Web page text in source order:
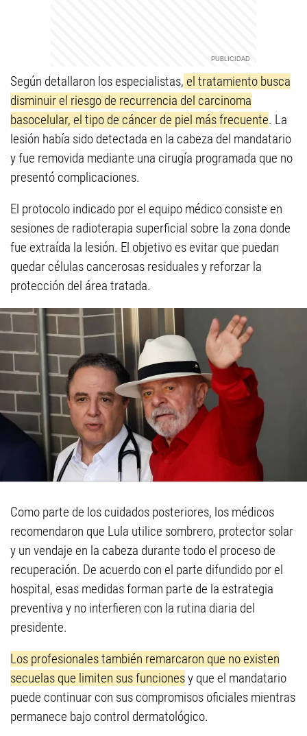
Según detallaron los especialistas, el tratamiento busca
disminuir el riesgo de recurrencia del carcinoma
basocelular, el tipo de cáncer de piel más frecuente. La
lesión había sido detectada en la cabeza del mandatario
y fue removida mediante una cirugía programada que no
presentó complicaciones.
El protocolo indicado por el equipo médico consiste en
sesiones de radioterapia superficial sobre la zona donde
fue extraída la lesión. El objetivo es evitar que puedan
quedar células cancerosas residuales y reforzar la
protección del área tratada.
Como parte de los cuidados posteriores, los médicos
recomendaron que Lula utilice sombrero, protector solar
y un vendaje en la cabeza durante todo el proceso de
recuperación. De acuerdo con el parte difundido por el
hospital, esas medidas forman parte de la estrategia
preventiva y no interfieren con la rutina diaria del
presidente.
Los profesionales también remarcaron que no existen
secuelas que limiten sus funcionesy que el mandatario
puede continuar con sus compromisos oficiales mientras
permanece bajo control dermatológico.